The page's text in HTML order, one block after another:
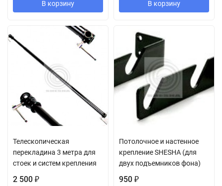
В корзину В корзину
Телескопическая
перекладина 3 метра для
стоек и систем крепления
2 500 ₽
Потолочное и настенное
крепление SHESHA (для
двух подъемников фона)
950 ₽